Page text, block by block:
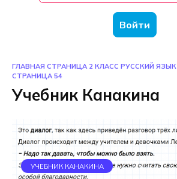
Войти
ГЛАВНАЯ СТРАНИЦА 2 КЛАСС РУССКИЙ ЯЗЫК
СТРАНИЦА 54
Учебник Канакина
УЧЕБНИК КАНАКИНА